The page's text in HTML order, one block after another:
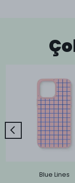
Blue Lines